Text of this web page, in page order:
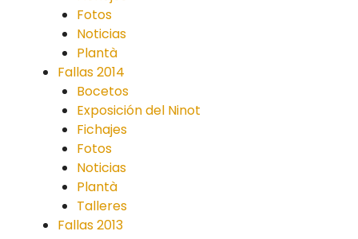
Fotos
Noticias
Plantà
Fallas 2014
Bocetos
Exposición del Ninot
Fichajes
Fotos
Noticias
Plantà
Talleres
Fallas 2013